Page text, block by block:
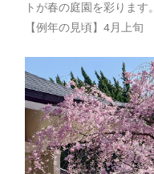
トが春の庭園を彩ります。
【例年の見頃】4月上旬